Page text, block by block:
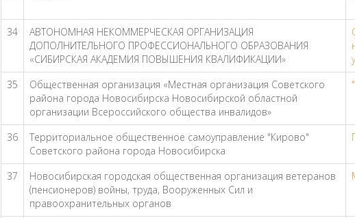
34
АВТОНОМНАЯ НЕКОММЕРЧЕСКАЯ ОРГАНИЗАЦИЯ
ДОПОЛНИТЕЛЬНОГО ПРОФЕССИОНАЛЬНОГО ОБРАЗОВАНИЯ
«СИБИРСКАЯ АКАДЕМИЯ ПОВЫШЕНИЯ КВАЛИФИКАЦИИ»
35
Общественная организация «Местная организация Советского
района города Новосибирска Новосибирской областной
организации Всероссийского общества инвалидов»
36
Территориальное общественное самоуправление "Кирово"
Советского района города Новосибирска
37
Новосибирская городская общественная организация ветеранов
(пенсионеров) войны, труда, Вооруженных Сил и
правоохранительных органов